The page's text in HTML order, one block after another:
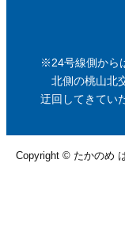
※24号線側から
北側の桃山北
迂回してきてい
Copyright © たかのめ